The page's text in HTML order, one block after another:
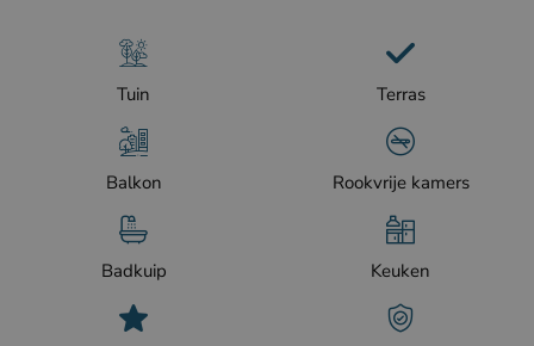
Tuin Terras
Balkon Rookvrije kamers
Badkuip Keuken